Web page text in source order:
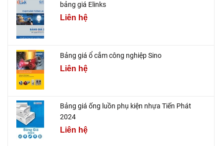
bảng giá Elinks
Liên hệ
Bảng giá ổ cắm công nghiệp Sino
Liên hệ
Bảng giá ống luồn phụ kiện nhựa Tiến Phát
2024
Liên hệ